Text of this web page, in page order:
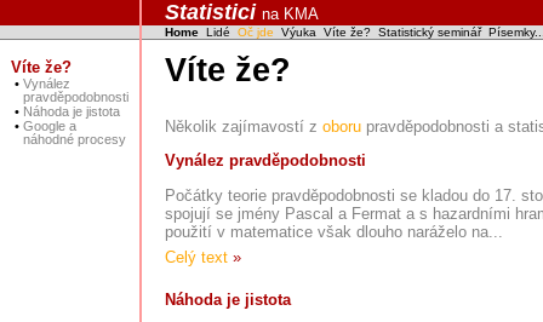
Statistici na KMA
Home Lidé Oč jde Výuka Víte že? Statistický seminář
Víte že?
• Vynález
pravděpodobnosti
• Náhoda je jistota
• Google a
náhodné procesy
Víte že?
Několik zajímavostí z oboru pravděpodobnosti a
Vynález pravděpodobnosti
Počátky teorie pravděpodobnosti se kladou do 17.
spojují se jmény Pascal a Fermat a s hazardními
použití v matematice však dlouho naráželo na...
Celý text »
Náhoda je jistota